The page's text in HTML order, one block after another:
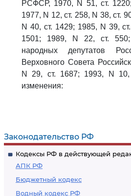
Законодательство РФ
Кодексы РФ в действующей
АПК РФ
Бюджетный кодекс
Водный кодекс РФ
РСФСР, 1970, N 51, ст.
1977, N 12, ст. 258, N 38, ст.
N 40, ст. 1429; 1985, N 39,
1501; 1989, N 22, ст.
народных депутатов
Верховного Совета
N 29, ст. 1687; 1993, N
изменения: